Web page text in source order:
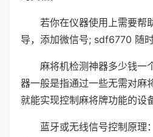
若你在仪器使用上需要帮
导，添加微信号; sdf6770 随时
麻将机检测神器多少钱一
器一般是指通过一些无需对麻
就能实现控制麻将牌功能的设
蓝牙或无线信号控制原理